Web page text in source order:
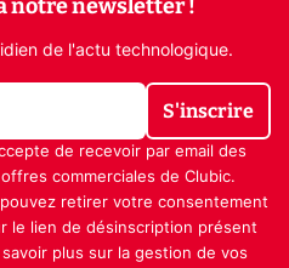
notre newsletter !
de l'actu technologique.
S'inscrire
de recevoir par email des
commerciales de Clubic.
retirer votre consentement
le lien de désinscription présent
plus sur la gestion de vos